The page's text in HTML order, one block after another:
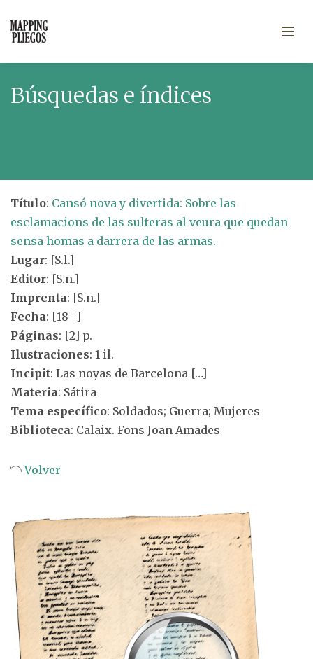
Búsquedas e índices
Título: Cansó nova y divertida: Sobre las
esclamacions de las sulteras al veura que quedan
sensa homas a darrera de las armas.
Lugar: [S.l.]
Editor: [S.n.]
Imprenta: [S.n.]
Fecha: [18--]
Páginas: [2] p.
Ilustraciones: 1 il.
Incipit: Las noyas de Barcelona […]
Materia: Sátira
Tema específico: Soldados; Guerra; Mujeres
Biblioteca: Calaix. Fons Joan Amades
Volver